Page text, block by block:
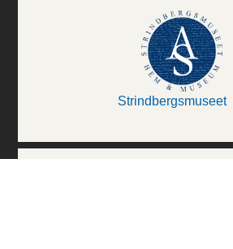
Strindbergsmuseet